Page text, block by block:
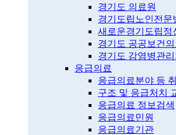
경기도 의료원
경기도립노인전문
새로운경기도립정
경기도 공공보건
경기도 감염병관
응급의료
응급의료분야 등
구조 및 응급처치
응급의료 정보검색
응급의료민원
응급의료기관